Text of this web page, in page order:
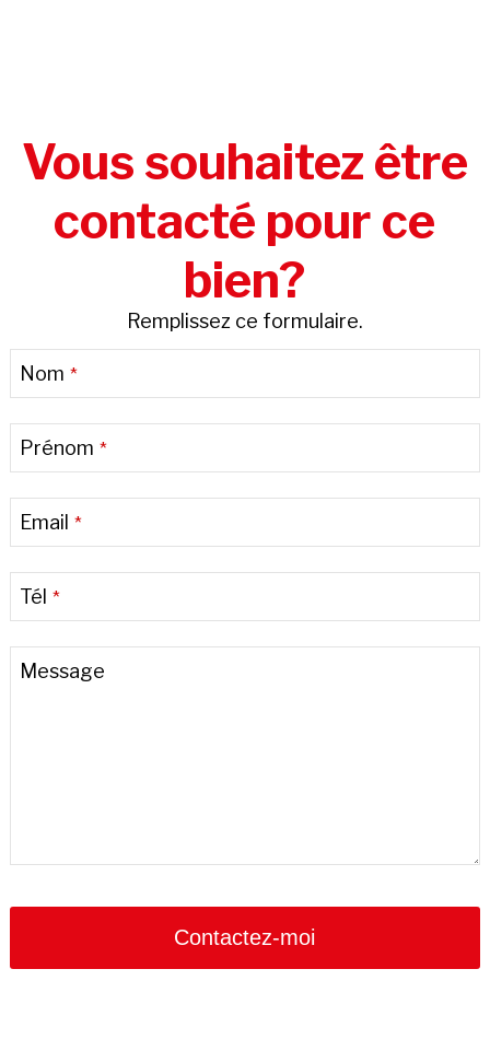
Vous souhaitez être
contacté pour ce
bien?
Remplissez ce formulaire.
Company
Name
Nom *
Prénom *
Email *
Tél *
Message
Contactez-moi